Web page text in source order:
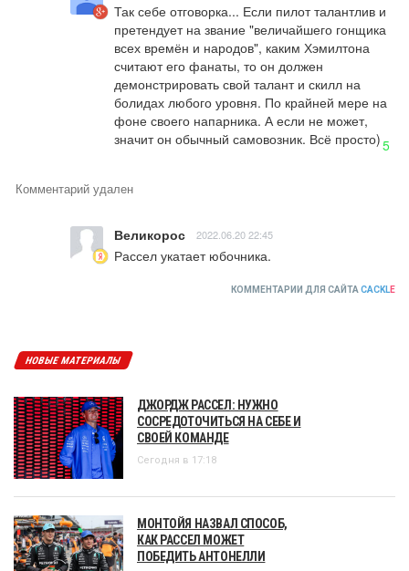
Так себе отговорка... Если пилот талантлив и
претендует на звание "величайшего гонщика
всех времён и народов", каким Хэмилтона
считают его фанаты, то он должен
демонстрировать свой талант и скилл на
болидах любого уровня. По крайней мере на
фоне своего напарника. А если не может,
значит он обычный самовозник. Всё просто)5
Комментарий удален
Великорос 2022.06.20 22:45
Рассел укатает юбочника.
КОММЕНТАРИИ ДЛЯ САЙТА CACKLE
НОВЫЕ МАТЕРИАЛЫ
ДЖОРДЖ РАССЕЛ: НУЖНО
СОСРЕДОТОЧИТЬСЯ НА СЕБЕ И
СВОЕЙ КОМАНДЕ
Сегодня в 17:18
МОНТОЙЯ НАЗВАЛ СПОСОБ,
КАК РАССЕЛ МОЖЕТ
ПОБЕДИТЬ АНТОНЕЛЛИ